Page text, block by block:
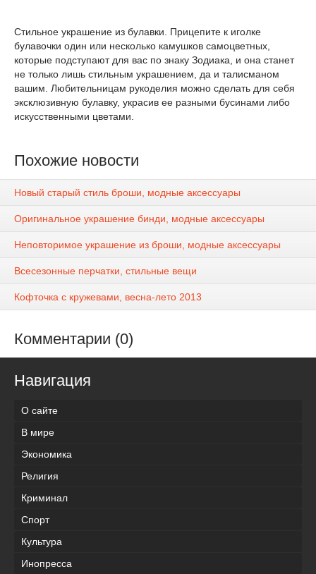
Стильное украшение из булавки. Прицепите к иголке
булавочки один или несколько камушков самоцветных,
которые подступают для вас по знаку Зодиака, и она станет
не только лишь стильным украшением, да и талисманом
вашим. Любительницам рукоделия можно сделать для себя
эксклюзивную булавку, украсив ее разными бусинами либо
искусственными цветами.
Похожие новости
Новый старый стиль броши, модные аксессуары
Оригинальное украшение бинди, модные аксессуары
Неповторимое украшение из броши, модные аксессуары
Всесезонные перчатки, стильные вещи
Кофточка с кружевами, весна-лето 2013
Комментарии (0)
Навигация
О сайте
В мире
Экономика
Религия
Криминал
Спорт
Культура
Инопресса